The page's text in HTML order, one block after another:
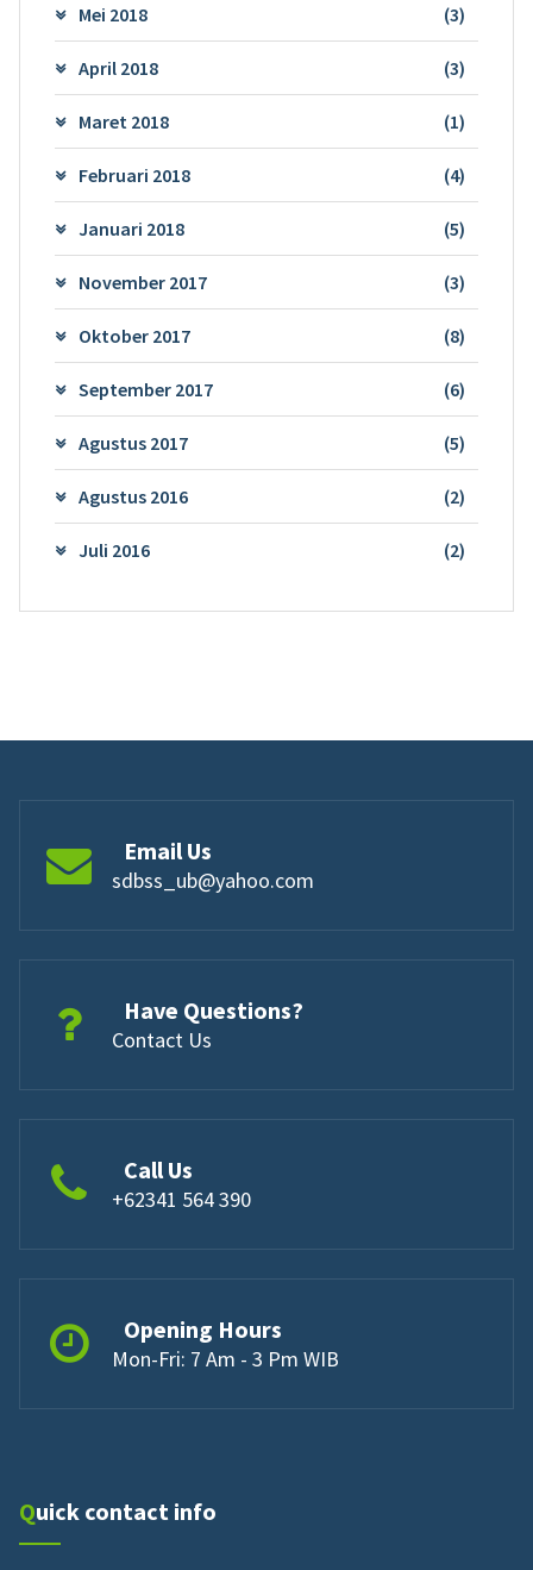
Mei 2018 (3)
April 2018 (3)
Maret 2018 (1)
Februari 2018 (4)
Januari 2018 (5)
November 2017 (3)
Oktober 2017 (8)
September 2017 (6)
Agustus 2017 (5)
Agustus 2016 (2)
Juli 2016 (2)
Email Us
sdbss_ub@yahoo.com
Have Questions?
Contact Us
Call Us
+62341 564 390
Opening Hours
Mon-Fri: 7 Am - 3 Pm WIB
Quick contact info